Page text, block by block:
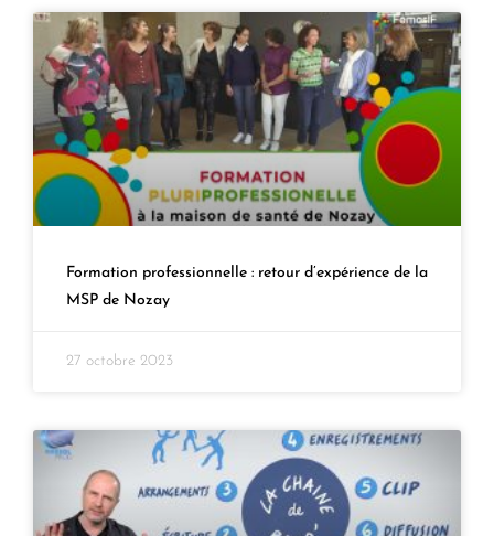
Formation professionnelle : retour d’expérience de la
MSP de Nozay
27 octobre 2023